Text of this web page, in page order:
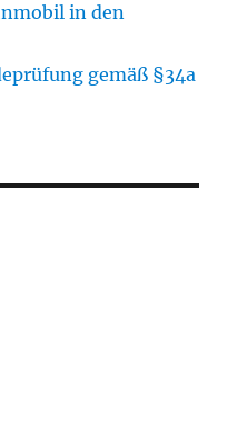
in den
gemäß §34a